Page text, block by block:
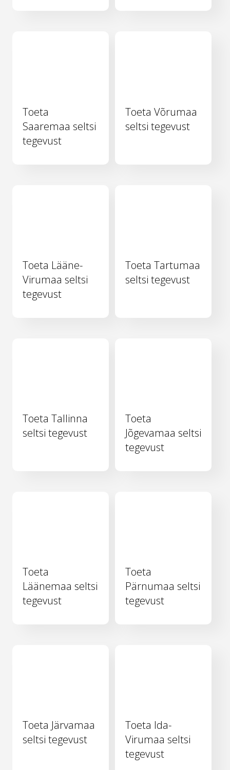
Toeta
Saaremaa seltsi
tegevust
Toeta Võrumaa
seltsi tegevust
Toeta Lääne-
Virumaa seltsi
tegevust
Toeta Tartumaa
seltsi tegevust
Toeta Tallinna
seltsi tegevust
Toeta
Jõgevamaa seltsi
tegevust
Toeta
Läänemaa seltsi
tegevust
Toeta
Pärnumaa seltsi
tegevust
Toeta Järvamaa
seltsi tegevust
Toeta Ida-
Virumaa seltsi
tegevust